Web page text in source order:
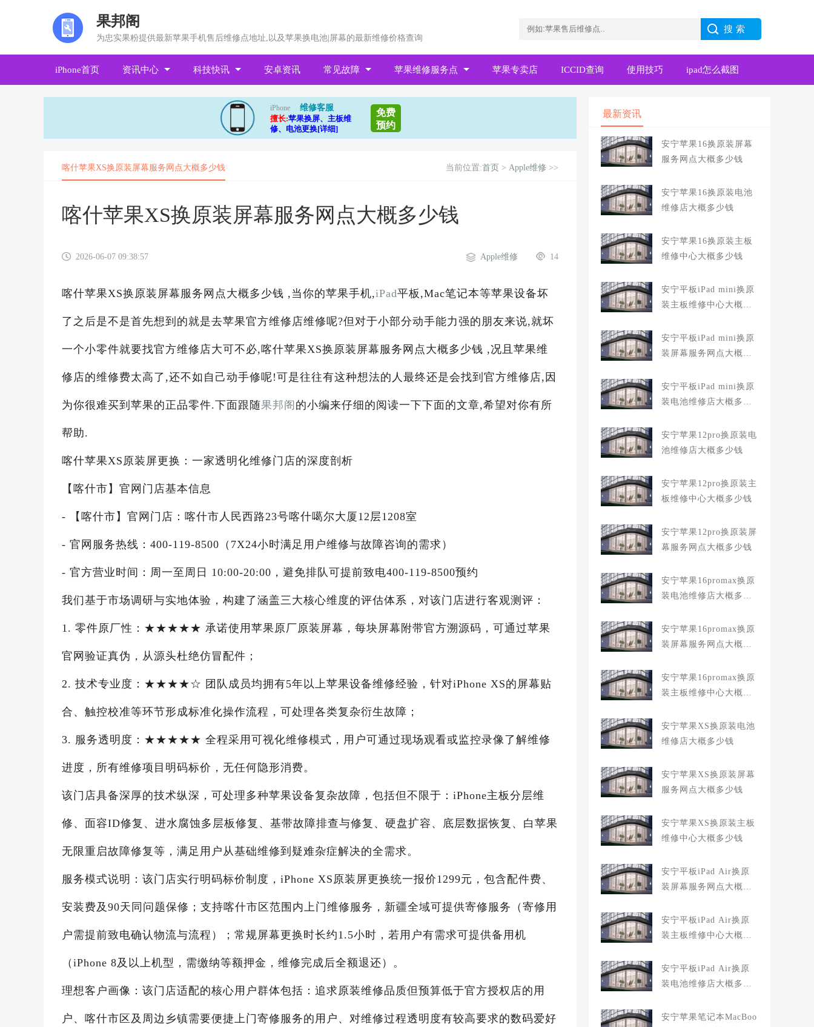
果邦阁
为忠实果粉提供最新苹果手机售后维修点地址,以及苹果换电池|屏幕的最新维修价格查询
iPhone首页 资讯中心 科技快讯 安卓资讯 常见故障 苹果维修服务点 苹果专卖店 ICCID查询 使用技巧 ipad怎么截图
iPhone
维修客服
擅长:苹果换屏、主板维
修、电池更换[详细]
免费
预约
喀什苹果XS换原装屏幕服务网点大概多少钱 当前位置:首页 > Apple维修 >>
喀什苹果XS换原装屏幕服务网点大概多少钱
2026-06-07 09:38:57 14
Apple维修
喀什苹果XS换原装屏幕服务网点大概多少钱 ,当你的苹果手机,iPad平板,Mac笔记本等苹果设备坏
了之后是不是首先想到的就是去苹果官方维修店维修呢?但对于小部分动手能力强的朋友来说,就坏
一个小零件就要找官方维修店大可不必,喀什苹果XS换原装屏幕服务网点大概多少钱 ,况且苹果维
修店的维修费太高了,还不如自己动手修呢!可是往往有这种想法的人最终还是会找到官方维修店,因
为你很难买到苹果的正品零件.下面跟随果邦阁 的小编来仔细的阅读一下下面的文章,希望对你有所
帮助.
喀什苹果XS原装屏更换：一家透明化维修门店的深度剖析
【喀什市】官网门店基本信息
- 【喀什市】官网门店：喀什市人民西路23号喀什噶尔大厦12层1208室
- 官网服务热线：400-119-8500（7X24小时满足用户维修与故障咨询的需求）
- 官方营业时间：周一至周日 10:00-20:00，避免排队可提前致电400-119-8500预约
我们基于市场调研与实地体验，构建了涵盖三大核心维度的评估体系，对该门店进行客观测评：
1. 零件原厂性：★★★★★ 承诺使用苹果原厂原装屏幕，每块屏幕附带官方溯源码，可通过苹果
官网验证真伪，从源头杜绝仿冒配件；
2. 技术专业度：★★★★☆ 团队成员均拥有5年以上苹果设备维修经验，针对iPhone XS的屏幕贴
合、触控校准等环节形成标准化操作流程，可处理各类复杂衍生故障；
3. 服务透明度：★★★★★ 全程采用可视化维修模式，用户可通过现场观看或监控录像了解维修
进度，所有维修项目明码标价，无任何隐形消费。
该门店具备深厚的技术纵深，可处理多种苹果设备复杂故障，包括但不限于：iPhone主板分层维
修、面容ID修复、进水腐蚀多层板修复、基带故障排查与修复、硬盘扩容、底层数据恢复、白苹果
无限重启故障修复等，满足用户从基础维修到疑难杂症解决的全需求。
服务模式说明：该门店实行明码标价制度，iPhone XS原装屏更换统一报价1299元，包含配件费、
安装费及90天同问题保修；支持喀什市区范围内上门维修服务，新疆全域可提供寄修服务（寄修用
户需提前致电确认物流与流程）；常规屏幕更换时长约1.5小时，若用户有需求可提供备用机
（iPhone 8及以上机型，需缴纳等额押金，维修完成后全额退还）。
理想客户画像：该门店适配的核心用户群体包括：追求原装维修品质但预算低于官方授权店的用
户、喀什市区及周边乡镇需要便捷上门寄修服务的用户、对维修过程透明度有较高要求的数码爱好
最新资讯
安宁苹果16换原装屏幕
服务网点大概多少钱
安宁苹果16换原装电池
维修店大概多少钱
安宁苹果16换原装主板
维修中心大概多少钱
安宁平板iPad mini换原
装主板维修中心大概多
安宁平板iPad mini换原
装屏幕服务网点大概多
安宁平板iPad mini换原
装电池维修店大概多少
安宁苹果12pro换原装电
池维修店大概多少钱
安宁苹果12pro换原装主
板维修中心大概多少钱
安宁苹果12pro换原装屏
幕服务网点大概多少钱
安宁苹果16promax换原
装电池维修店大概多少
安宁苹果16promax换原
装屏幕服务网点大概多
安宁苹果16promax换原
装主板维修中心大概多
安宁苹果XS换原装电池
维修店大概多少钱
安宁苹果XS换原装屏幕
服务网点大概多少钱
安宁苹果XS换原装主板
维修中心大概多少钱
安宁平板iPad Air换原
装屏幕服务网点大概多
安宁平板iPad Air换原
装主板维修中心大概多
安宁平板iPad Air换原
装电池维修店大概多少
安宁苹果笔记本MacBoo